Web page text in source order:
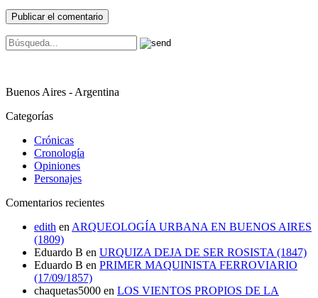
Buenos Aires - Argentina
Categorías
Crónicas
Cronología
Opiniones
Personajes
Comentarios recientes
edith en ARQUEOLOGÍA URBANA EN BUENOS AIRES
(1809)
Eduardo B en URQUIZA DEJA DE SER ROSISTA (1847)
Eduardo B en PRIMER MAQUINISTA FERROVIARIO
(17/09/1857)
chaquetas5000 en LOS VIENTOS PROPIOS DE LA